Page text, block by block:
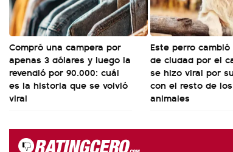
Compró una campera por
apenas 3 dólares y luego la
revendió por 90.000: cuál
es la historia que se volvió
viral
Este perro
de ciudad por el
se hizo viral por
con el resto de los
animales